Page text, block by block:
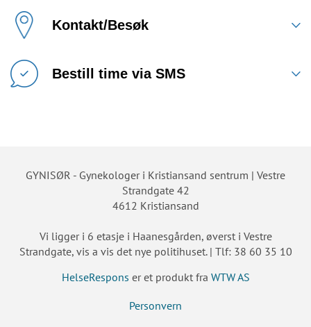
Kontakt/Besøk
Bestill time via SMS
GYNISØR - Gynekologer i Kristiansand sentrum | Vestre
Strandgate 42
4612 Kristiansand
Vi ligger i 6 etasje i Haanesgården, øverst i Vestre
Strandgate, vis a vis det nye politihuset. | Tlf: 38 60 35 10
HelseRespons er et produkt fra WTW AS
Personvern